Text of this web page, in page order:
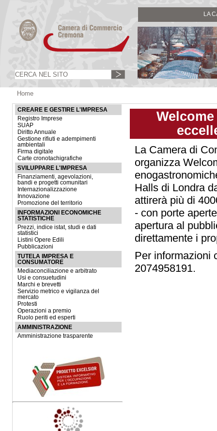
LA
Home
CREARE E GESTIRE L'IMPRESA
Registro Imprese
SUAP
Diritto Annuale
Gestione rifiuti e adempimenti
ambientali
Firma digitale
Carte cronotachigrafiche
SVILUPPARE L'IMPRESA
Finanziamenti, agevolazioni,
bandi e progetti comunitari
Internazionalizzazione
Innovazione
Promozione del territorio
INFORMAZIONI ECONOMICHE
STATISTICHE
Prezzi, indice istat, studi e dati
statistici
Listini Opere Edili
Pubblicazioni
TUTELA IMPRESA E
CONSUMATORE
Mediaconciliazione e arbitrato
Usi e consuetudini
Marchi e brevetti
Servizio metrico e vigilanza del
mercato
Protesti
Operazioni a premio
Ruolo periti ed esperti
AMMINISTRAZIONE
Amministrazione trasparente
La Camera di
organizza
Halls di Londra
attirerà più di
- con porte
apertura al
direttamente i
Per informazioni
2074958191.